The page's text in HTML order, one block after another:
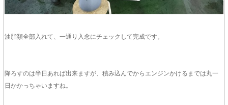
油脂類全部入れて、一通り入念にチェックして完成です。
降ろすのは半日あれば出来ますが、積み込んでからエンジンかけるまでは丸一
日かかっちゃいますね。